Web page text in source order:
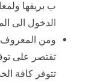
ب بريقها
الدخول الى
ومن المعروف
تقتصر على
تتوفر كافة